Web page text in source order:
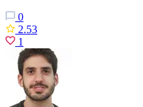
0
2.53
1